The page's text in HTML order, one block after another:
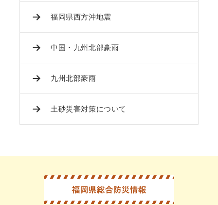
福岡県西方沖地震
中国・九州北部豪雨
九州北部豪雨
土砂災害対策について